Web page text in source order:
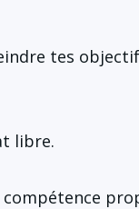
tes
libre.